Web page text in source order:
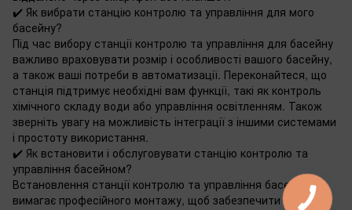
✔️ Як вибрати станцію контролю та управління для мого
басейну?
Під час вибору станції контролю та управління для басейну
важливо враховувати розмір і особливості вашого басейну,
а також ваші потреби в автоматизації. Переконайтеся, що
станція підтримує необхідні вам функції, такі як контроль
хімічного складу води або управління освітленням. Також
зверніть увагу на можливість інтеграції з іншими системами
і простоту використання.
✔️ Як встановити і обслуговувати станцію контролю та
управління басейном?
Встановлення станції контролю та управління басейном
вимагає професійного монтажу, щоб забезпечити